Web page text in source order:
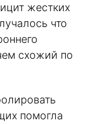
жестких
что
схожий по
помогла